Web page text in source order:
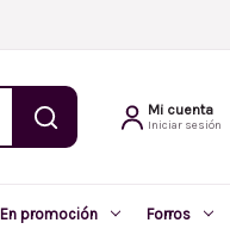
Mi cuenta
Iniciar sesión
En promoción Forros